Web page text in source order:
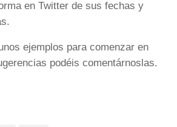
en Twitter de sus fechas y
ejemplos para comenzar en
podéis comentárnoslas.